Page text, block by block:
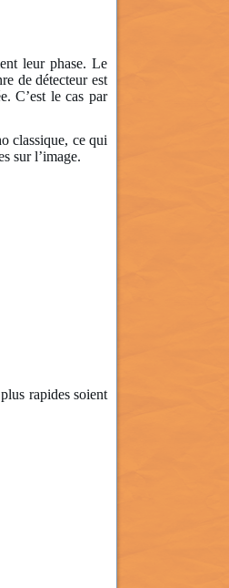
leur phase. Le
de détecteur est
C’est le cas par
classique, ce qui
sur l’image.
rapides soient